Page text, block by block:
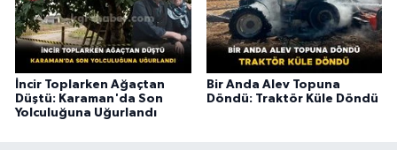
İncir Toplarken Ağaçtan
Düştü: Karaman'da Son
Yolculuğuna Uğurlandı
Bir Anda Alev Topuna
Döndü: Traktör Küle Döndü